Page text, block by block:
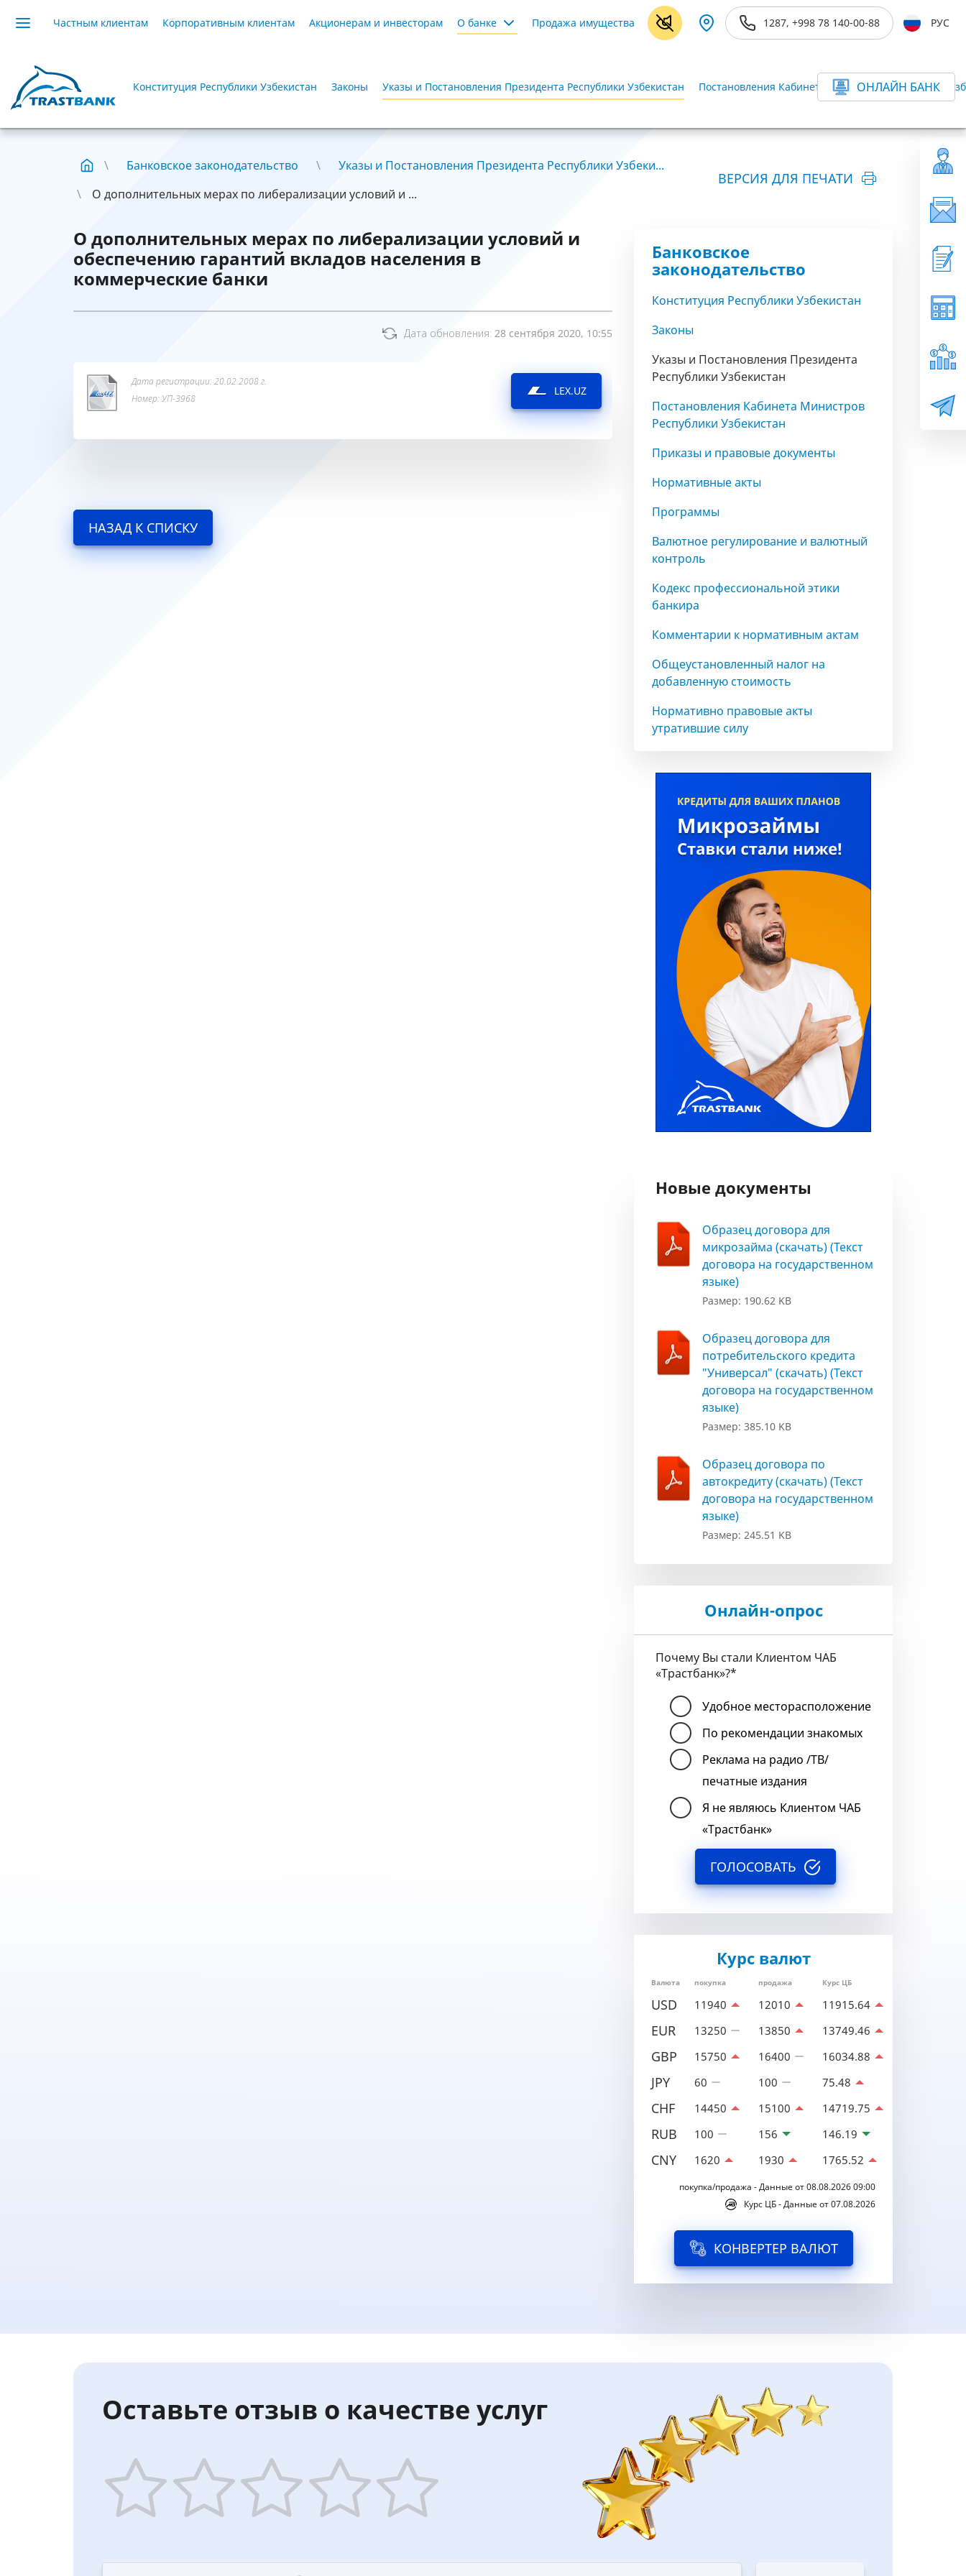
Частным клиентам Корпоративным клиентам Акционерам и инвесторам О банке Продажа имущества 1287, +998 78 140-00-88 РУС
Конституция Республики Узбекистан Законы Указы и Постановления Президента Республики Узбекистан Постановления Кабинета Министров Республики
ОНЛАЙН БАНК
Банковское законодательство
Указы и Постановления Президента Республики Узбеки...
О дополнительных мерах по либерализации условий и ...
ВЕРСИЯ ДЛЯ ПЕЧАТИ
О дополнительных мерах по либерализации условий и
обеспечению гарантий вкладов населения в
коммерческие банки
Дата обновления: 28 сентября 2020, 10:55
Дата регистрации: 20.02.2008 г.
Номер: УП-3968
LEX.UZ
НАЗАД К СПИСКУ
Банковское
законодательство
Конституция Республики Узбекистан
Законы
Указы и Постановления Президента
Республики Узбекистан
Постановления Кабинета Министров
Республики Узбекистан
Приказы и правовые документы
Нормативные акты
Программы
Валютное регулирование и валютный
контроль
Кодекс профессиональной этики
банкира
Комментарии к нормативным актам
Общеустановленный налог на
добавленную стоимость
Нормативно правовые акты
утратившие силу
Новые документы
Образец договора для
микрозайма (скачать) (Текст
договора на государственном
языке)
Размер: 190.62 KB
Образец договора для
потребительского кредита
"Универсал" (скачать) (Текст
договора на государственном
языке)
Размер: 385.10 KB
Образец договора по
автокредиту (скачать) (Текст
договора на государственном
языке)
Размер: 245.51 KB
Онлайн-опрос
Почему Вы стали Клиентом ЧАБ
«Трастбанк»?*
Удобное месторасположение
По рекомендации знакомых
Реклама на радио /ТВ/
печатные издания
Я не являюсь Клиентом ЧАБ
«Трастбанк»
ГОЛОСОВАТЬ
Курс валют
Валюта покупка продажа Курс ЦБ
USD 11940 12010 11915.64
EUR 13250 13850 13749.46
GBP 15750 16400 16034.88
JPY 60 100 75.48
CHF 14450 15100 14719.75
RUB 100 156 146.19
CNY 1620 1930 1765.52
покупка/продажа - Данные от 08.08.2026 09:00
Курс ЦБ - Данные от 07.08.2026
КОНВЕРТЕР ВАЛЮТ
Оставьте отзыв о качестве услуг